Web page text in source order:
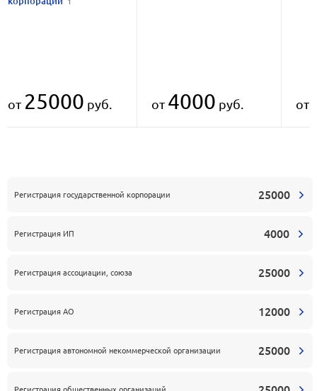
Регистрация государственной корпорации 25000
Регистрация ИП 4000
Регистрация ассоциации, союза 25000
Регистрация АО 12000
Регистрация автономной некоммерческой организации 25000
Регистрация общественных организаций
от 25000 руб. от 4000 руб. от